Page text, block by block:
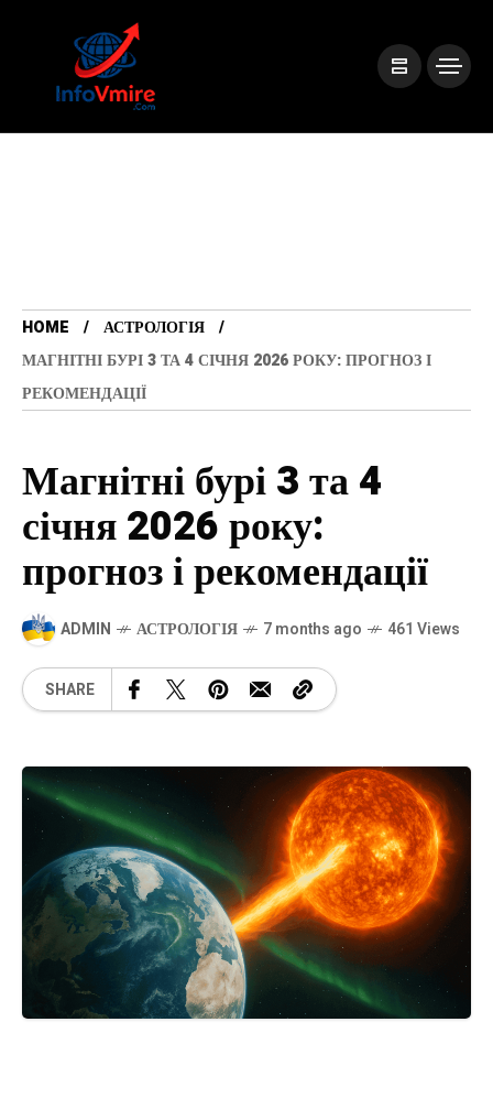
HOME
АСТРОЛОГІЯ
МАГНІТНІ БУРІ 3 ТА 4 СІЧНЯ 2026 РОКУ: ПРОГНОЗ І
РЕКОМЕНДАЦІЇ
Магнітні бурі 3 та 4
січня 2026 року:
прогноз і рекомендації
ADMIN АСТРОЛОГІЯ 7 months ago 461 Views
SHARE